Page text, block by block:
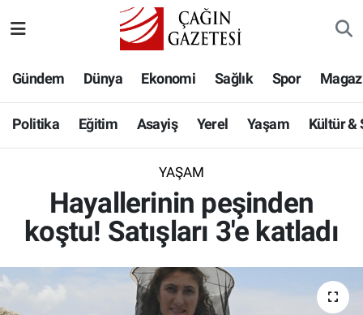
Gündem Dünya Ekonomi Sağlık Spor
Politika Eğitim Asayiş Yerel Yaşam Kültür &
YAŞAM
Hayallerinin peşinden
koştu! Satışları 3'e katladı
Eğitim
Asayiş
Yaşam
Kültür & Sanat
Bilim-Teknoloji
Hava Durumu
Namaz Vakitleri
Süper Lig Puan Durumu ve Fikstür
Tüm Manşetler
Son Dakika Haberleri